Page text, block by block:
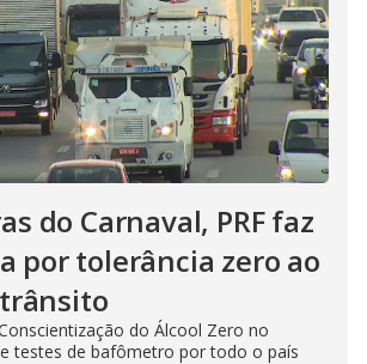
do Carnaval, PRF faz
por tolerância zero ao
do Álcool Zero no
testes de bafômetro por todo o país